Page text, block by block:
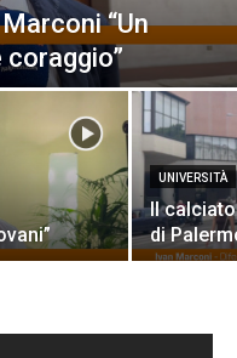
“Un
UNIVERSITÀ
Il
di